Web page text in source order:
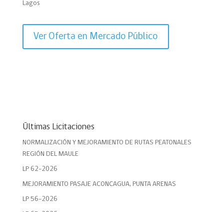
Lagos
Ver Oferta en Mercado Público
Últimas Licitaciones
NORMALIZACIÓN Y MEJORAMIENTO DE RUTAS PEATONALES
REGIÓN DEL MAULE
LP 62-2026
MEJORAMIENTO PASAJE ACONCAGUA, PUNTA ARENAS
LP 56-2026